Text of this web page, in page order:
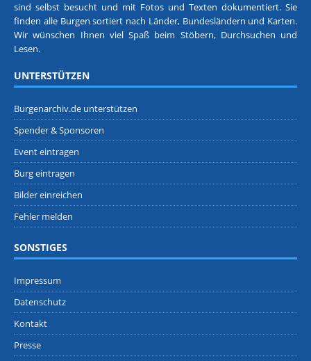
sind selbst besucht und mit Fotos und Texten dokumentiert. Sie
finden alle Burgen sortiert nach Länder, Bundesländern und Karten.
Wir wünschen Ihnen viel Spaß beim Stöbern, Durchsuchen und
Lesen.
UNTERSTÜTZEN
Burgenarchiv.de unterstützen
Spender & Sponsoren
Event eintragen
Burg eintragen
Bilder einreichen
Fehler melden
SONSTIGES
Impressum
Datenschutz
Kontakt
Presse